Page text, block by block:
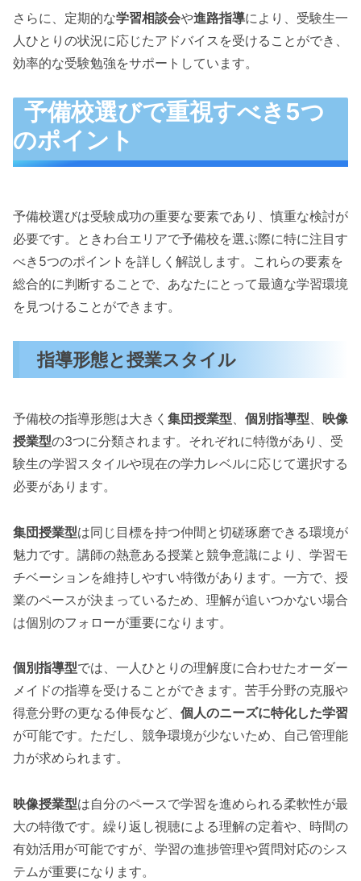
さらに、定期的な学習相談会や進路指導により、受験生一
人ひとりの状況に応じたアドバイスを受けることができ、
効率的な受験勉強をサポートしています。
予備校選びで重視すべき5つ
のポイント
予備校選びは受験成功の重要な要素であり、慎重な検討が
必要です。ときわ台エリアで予備校を選ぶ際に特に注目す
べき5つのポイントを詳しく解説します。これらの要素を
総合的に判断することで、あなたにとって最適な学習環境
を見つけることができます。
指導形態と授業スタイル
予備校の指導形態は大きく 集団授業型 個別指導型
映像
授業型の3つに分類されます。それぞれに特徴があり、受
験生の学習スタイルや現在の学力レベルに応じて選択する
必要があります。
集団授業型は同じ目標を持つ仲間と切磋琢磨できる環境が
魅力です。講師の熱意ある授業と競争意識により、学習モ
チベーションを維持しやすい特徴があります。一方で、授
業のペースが決まっているため、理解が追いつかない場合
は個別のフォローが重要になります。
個別指導型では、一人ひとりの理解度に合わせたオーダー
メイドの指導を受けることができます。苦手分野の克服や
得意分野の更なる伸長など、 個人のニーズに特化した学習
が可能です。ただし、競争環境が少ないため、自己管理能
力が求められます。
映像授業型は自分のペースで学習を進められる柔軟性が最
大の特徴です。繰り返し視聴による理解の定着や、時間の
有効活用が可能ですが、学習の進捗管理や質問対応のシス
テムが重要になります。